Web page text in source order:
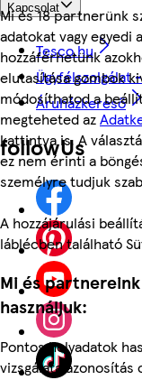
Mi és 18 partnerünk
adatokat vagy egyedi
hozzáférhetünk
elutasítása gombok
módosíthatod a
megteheted az
kattintva is. A
ez nem érinti a
személyre tudjuk
A hozzájárulási
láblécben található
Mi és
használjuk:
Pontos helyadatok
vizsgálata
Kapcsolat
Tesco.hu
Ügyfélszolgálat
Áruházkereső
followUs